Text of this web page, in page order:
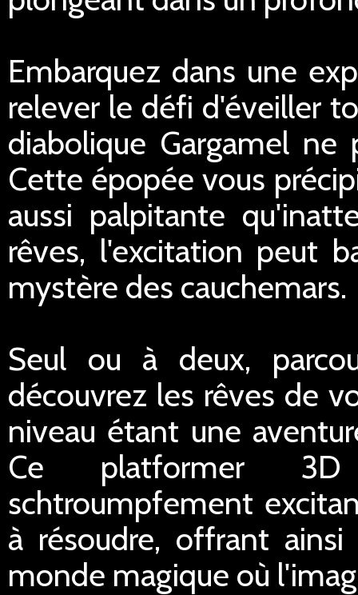
Embarquez dans une
relever le défi d'éveiller
diabolique Gargamel
Cette épopée vous
aussi palpitante
rêves, l'excitation peut
mystère des cauchemars.
Seul ou à deux,
découvrez les rêves de
niveau étant une
Ce platformer
schtroumpfement
à résoudre, offrant
monde magique où